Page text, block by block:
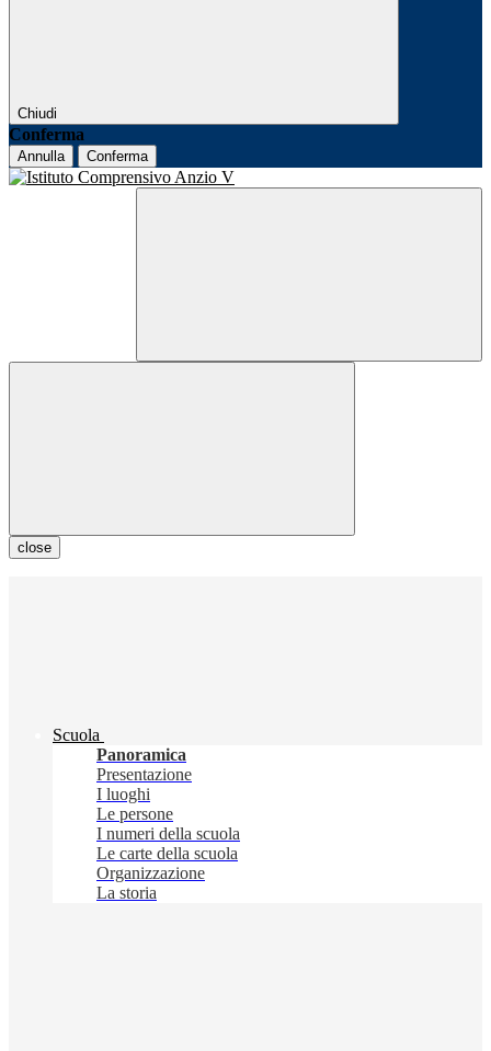
Chiudi
Conferma
Annulla Conferma
close
Scuola
Panoramica
Presentazione
I luoghi
Le persone
I numeri della scuola
Le carte della scuola
Organizzazione
La storia